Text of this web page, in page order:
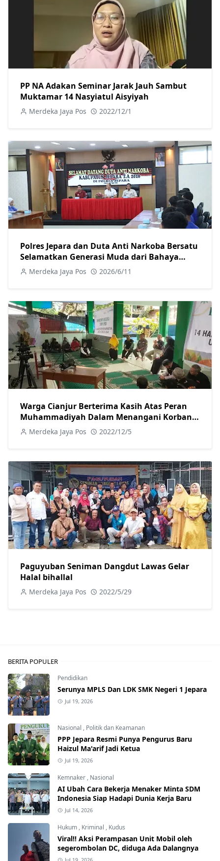
PP NA Adakan Seminar Jarak Jauh Sambut
Muktamar 14 Nasyiatul Aisyiyah
Merdeka Jaya Pos 2022/12/1
Polres Jepara dan Duta Anti Narkoba Bersatu
Selamatkan Generasi Muda dari Bahaya
Narkoba
Merdeka Jaya Pos 2026/6/11
Warga Cianjur Berterima Kasih Atas Peran
Muhammadiyah Dalam Menangani Korban
Gempa
Merdeka Jaya Pos 2022/12/5
Paguyuban Seniman Dangdut Lawas Gelar
Halal bihallal
Merdeka Jaya Pos 2022/5/29
BERITA POPULER
Pendidikan
Serunya MPLS Dan LDK SMK Negeri 1 Jepara
Jul 19, 2026
Nasional , Politik dan Keamanan
PPP Jepara Resmi Punya Pengurus Baru
Haizul Ma'arif Jadi Ketua
Jul 19, 2026
Kemnaker , Nasional
AI Ubah Cara Bekerja Menaker Minta SDM
Indonesia Siap Hadapi Dunia Kerja Baru
Jul 14, 2026
Hukum , Kriminal , Kudus
Viral!! Aksi Perampasan Unit Mobil oleh
segerombolan DC, diduga Ada Dalangnya